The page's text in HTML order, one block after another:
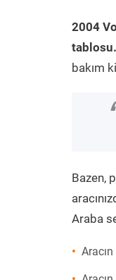
2004
bakım
Bazen,
Araba